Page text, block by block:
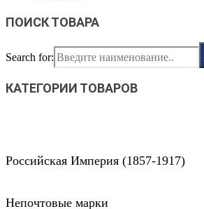
ПОИСК ТОВАРА
Search for:
КАТЕГОРИИ ТОВАРОВ
Российская Империя (1857-1917)
Непочтовые марки